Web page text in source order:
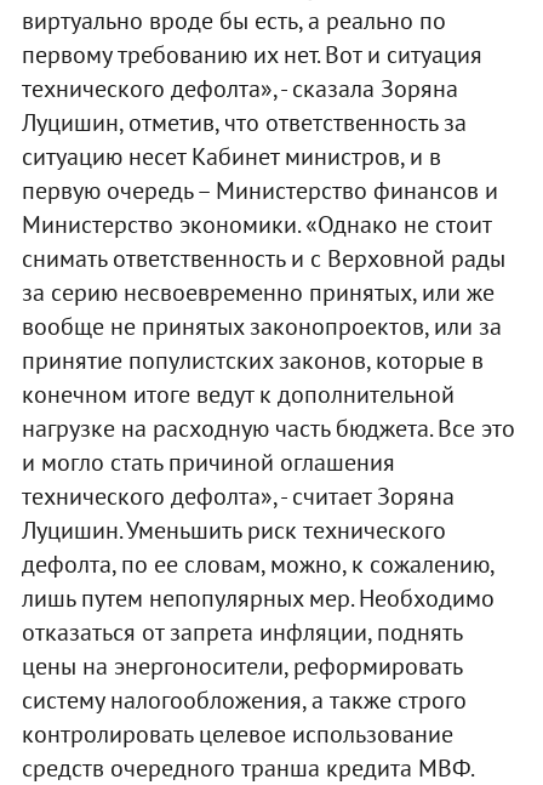
виртуально вроде бы есть, а реально по
первому требованию их нет. Вот и ситуация
технического дефолта», - сказала Зоряна
Луцишин, отметив, что ответственность за
ситуацию несет Кабинет министров, и в
первую очередь – Министерство финансов и
Министерство экономики. «Однако не стоит
снимать ответственность и с Верховной рады
за серию несвоевременно принятых, или же
вообще не принятых законопроектов, или за
принятие популистских законов, которые в
конечном итоге ведут к дополнительной
нагрузке на расходную часть бюджета. Все это
и могло стать причиной оглашения
технического дефолта», - считает Зоряна
Луцишин. Уменьшить риск технического
дефолта, по ее словам, можно, к сожалению,
лишь путем непопулярных мер. Необходимо
отказаться от запрета инфляции, поднять
цены на энергоносители, реформировать
систему налогообложения, а также строго
контролировать целевое использование
средств очередного транша кредита МВФ.